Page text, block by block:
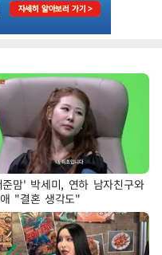
준맘' 박세미, 연하 남자친구와
"결혼 생각도"